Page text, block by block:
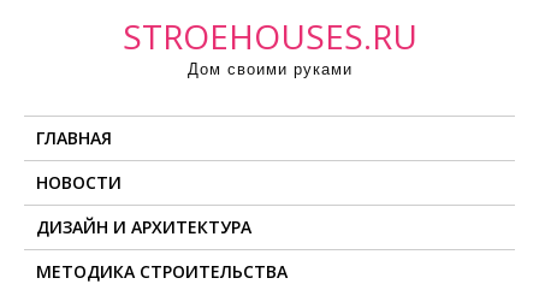
STROEHOUSES.RU
Дом своими руками
ГЛАВНАЯ
НОВОСТИ
ДИЗАЙН И АРХИТЕКТУРА
МЕТОДИКА СТРОИТЕЛЬСТВА